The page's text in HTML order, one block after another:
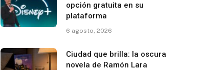
opción gratuita en su
plataforma
6 agosto, 2026
Ciudad que brilla: la oscura
novela de Ramón Lara